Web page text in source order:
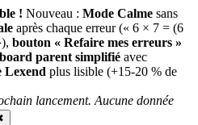
! Nouveau : Mode Calme sans
après chaque erreur (« 6 × 7 = (6
bouton « Refaire mes erreurs »
parent simplifié avec
Lexend plus lisible (+15-20 % de
lancement. Aucune donnée